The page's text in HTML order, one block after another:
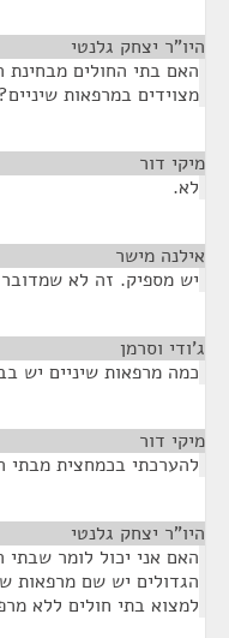
היו"ר יצחק גלנטי
האם בתי החולים
מצוידים במרפאות שיניים?
מיקי דור
לא.
אילנה מישר
יש מספיק. זה לא
ג'ודי וסרמן
כמה מרפאות שיניים יש
מיקי דור
להערכתי בכמחצית מבתי
היו"ר יצחק גלנטי
האם אני יכול לומר שבתי
הגדולים יש שם מרפאות
למצוא בתי חולים ללא